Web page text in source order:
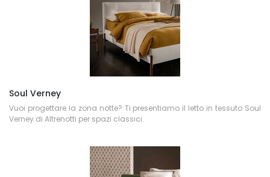
Soul Verney
Vuoi progettare la zona notte? Ti presentiamo il letto in tessuto Soul
Verney di Altrenotti per spazi classici.